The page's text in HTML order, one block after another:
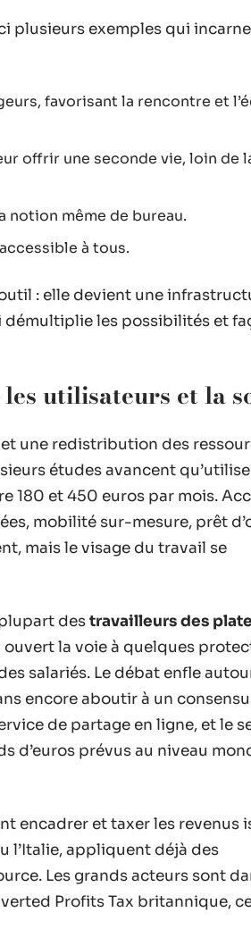
plusieurs exemples qui
favorisant la rencontre et
offrir une seconde vie, loin de
notion même de bureau.
à tous.
: elle devient une
les possibilités et
utilisateurs et la
une redistribution des
études avancent
180 et 450 euros par mois.
mobilité sur-mesure, prêt
mais le visage du travail se
destravailleurs des
ouvert la voie à quelques
salariés. Le débat enfle
encore aboutir à un
de partage en ligne, et le
d’euros prévus au niveau
encadrer et taxer les revenus
l’Italie, appliquent déjà des
Les grands acteurs sont
Profits Tax britannique,